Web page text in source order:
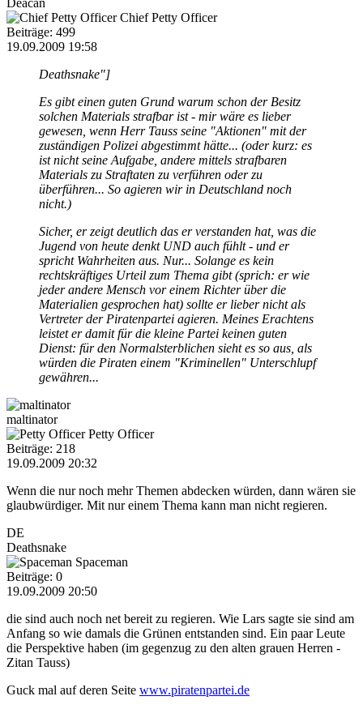
Chief Petty Officer
Beiträge: 499
19.09.2009 19:58
Deathsnake"]
Es gibt einen guten Grund warum schon der Besitz
solchen Materials strafbar ist - mir wäre es lieber
gewesen, wenn Herr Tauss seine "Aktionen" mit der
zuständigen Polizei abgestimmt hätte... (oder kurz: es
ist nicht seine Aufgabe, andere mittels strafbaren
Materials zu Straftaten zu verführen oder zu
überführen... So agieren wir in Deutschland noch
nicht.)
Sicher, er zeigt deutlich das er verstanden hat, was die
Jugend von heute denkt UND auch fühlt - und er
spricht Wahrheiten aus. Nur... Solange es kein
rechtskräftiges Urteil zum Thema gibt (sprich: er wie
jeder andere Mensch vor einem Richter über die
Materialien gesprochen hat) sollte er lieber nicht als
Vertreter der Piratenpartei agieren. Meines Erachtens
leistet er damit für die kleine Partei keinen guten
Dienst: für den Normalsterblichen sieht es so aus, als
würden die Piraten einem "Kriminellen" Unterschlupf
gewähren...
maltinator
Petty Officer
Beiträge: 218
19.09.2009 20:32
Wenn die nur noch mehr Themen abdecken würden, dann wären sie
glaubwürdiger. Mit nur einem Thema kann man nicht regieren.
DE
Deathsnake
Spaceman
Beiträge: 0
19.09.2009 20:50
die sind auch noch net bereit zu regieren. Wie Lars sagte sie sind am
Anfang so wie damals die Grünen entstanden sind. Ein paar Leute
die Perspektive haben (im gegenzug zu den alten grauen Herren -
Zitan Tauss)
Guck mal auf deren Seite www.piratenpartei.de